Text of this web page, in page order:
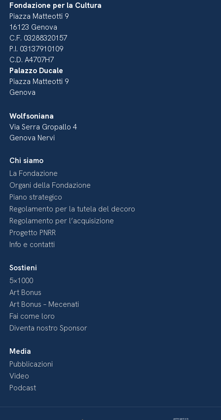
Fondazione per la Cultura
Piazza Matteotti 9
16123 Genova
C.F. 03288320157
P.I. 03137910109
C.D. A4707H7
Palazzo Ducale
Piazza Matteotti 9
Genova
Wolfsoniana
Via Serra Gropallo 4
Genova Nervi
Chi siamo
La Fondazione
Organi della Fondazione
Piano strategico
Regolamento per la tutela del decoro
Regolamento per l’acquisizione
Progetto PNRR
Info e contatti
Sostieni
5×1000
Art Bonus
Art Bonus – Mecenati
Fai come loro
Diventa nostro Sponsor
Media
Pubblicazioni
Video
Podcast